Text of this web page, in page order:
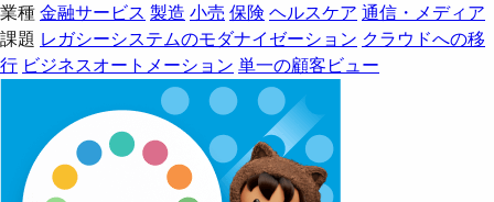
業種金融サービス 製造 小売 保険 ヘルスケア 通信・メディア
課題 レガシーシステムのモダナイゼーション クラウドへの移
行 ビジネスオートメーション 単一の顧客ビュー